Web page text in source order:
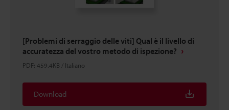
[Problemi di serraggio delle viti] Qual è il livello di
accuratezza del vostro metodo di ispezione?
PDF: 459.4KB / Italiano
Download